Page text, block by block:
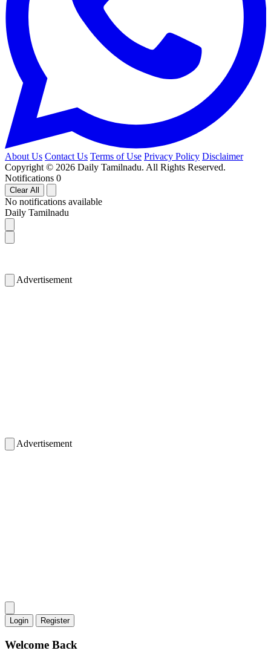
About Us Contact Us Terms of Use Privacy Policy Disclaimer
Copyright © 2026 Daily Tamilnadu. All Rights Reserved.
Notifications 0
Clear All
No notifications available
Daily Tamilnadu
Advertisement
Advertisement
Login Register
Welcome Back